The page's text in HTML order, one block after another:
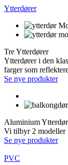
Ytterdører
Tre Ytterdører
Ytterdører i den
farger som
Se nye produkter
Aluminium
Vi tilbyr 2 modeller
Se nye produkter
PVC